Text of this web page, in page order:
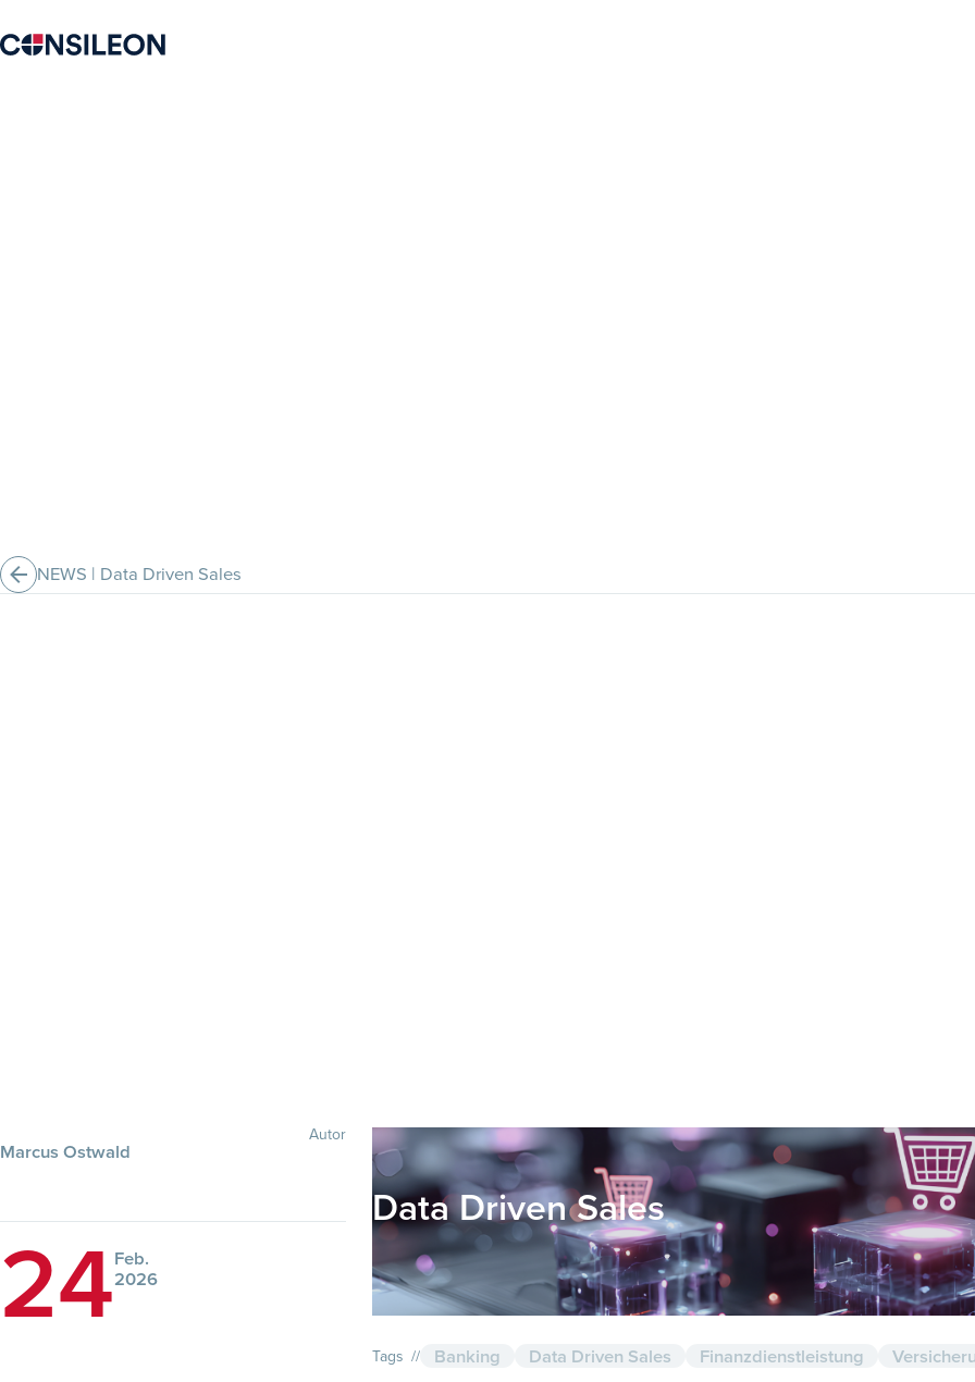
NEWS | Data Driven Sales
Autor
Marcus Ostwald
24Feb.
2026
Data Driven Sales
Tags // Ban­king Data Driven Sales Finanz­dienst­leis­tung